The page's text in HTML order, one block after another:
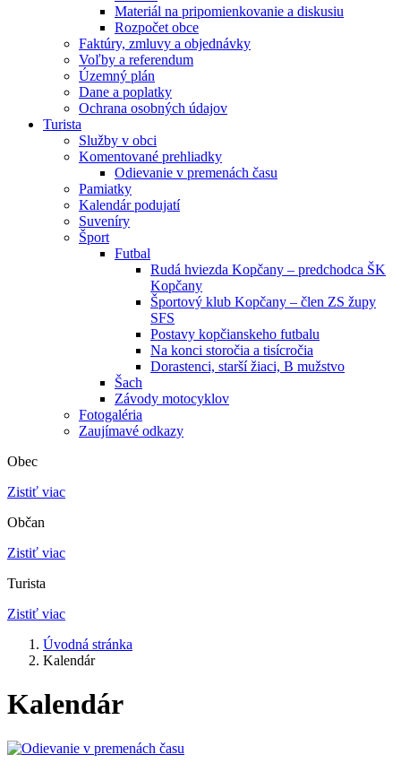
Materiál na pripomienkovanie a diskusiu
Rozpočet obce
Faktúry, zmluvy a objednávky
Voľby a referendum
Územný plán
Dane a poplatky
Ochrana osobných údajov
Turista
Služby v obci
Komentované prehliadky
Odievanie v premenách času
Pamiatky
Kalendár podujatí
Suveníry
Šport
Futbal
Rudá hviezda Kopčany – predchodca ŠK
Kopčany
Športový klub Kopčany – člen ZS župy
SFS
Postavy kopčianskeho futbalu
Na konci storočia a tisícročia
Dorastenci, starší žiaci, B mužstvo
Šach
Závody motocyklov
Fotogaléria
Zaujímavé odkazy
Obec
Zistiť viac
Občan
Zistiť viac
Turista
Zistiť viac
Úvodná stránka
Kalendár
Kalendár